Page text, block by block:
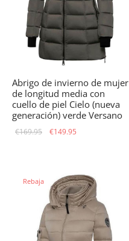
Abrigo de invierno de mujer
de longitud media con
cuello de piel Cielo (nueva
generación) verde Versano
€169.95
El precio
€169.95.
€149.95
€149.95.
Rebaja